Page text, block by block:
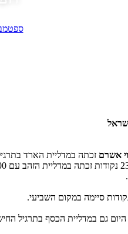
ספטמבר
אשרם
במדליית הכסף בתרגיל החישוק עם